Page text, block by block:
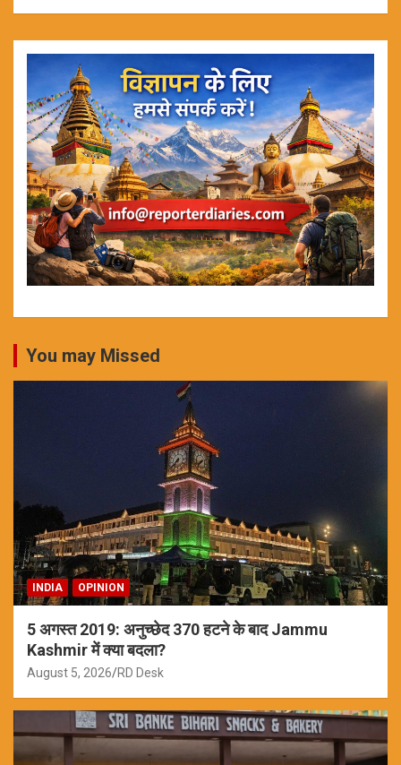
You may Missed
INDIA OPINION
5 अगस्त 2019: अनुच्छेद 370 हटने के बाद Jammu
Kashmir में क्या बदला?
August 5, 2026 RD Desk